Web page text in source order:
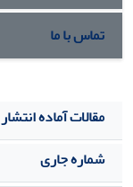
تماس با ما
مقالات آماده انتشار
شماره جاری